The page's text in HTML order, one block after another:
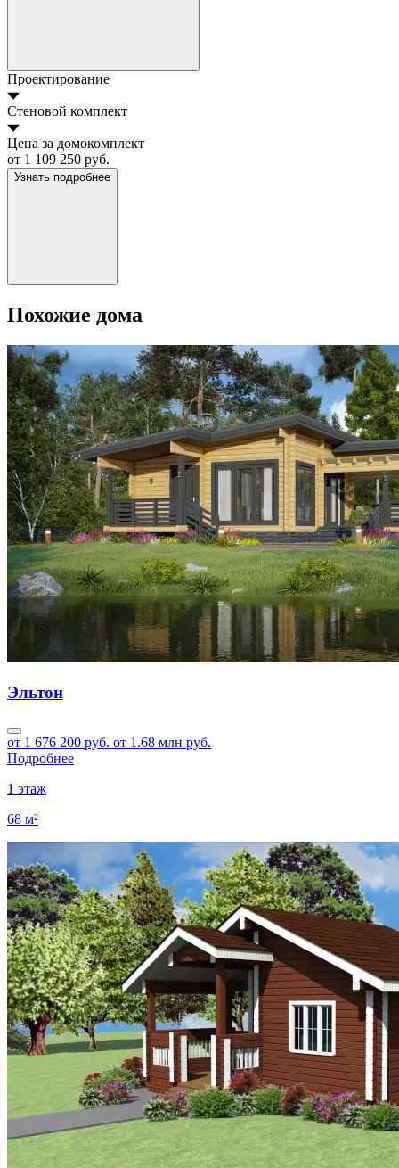
Проектирование
Стеновой комплект
Цена за домокомплект
от 1 109 250 руб.
Узнать подробнее
Похожие дома
Эльтон
от 1 676 200 руб. от 1.68 млн руб.
Подробнее
1 этаж
68 м²